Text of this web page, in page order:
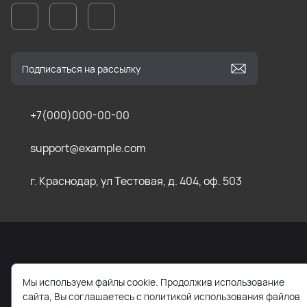
+7(000)000-00-00
support@example.com
г. Краснодар, ул Тестовая, д. 404, оф. 503
2026 © Все права защищены. Работает наReadyScript
Мы используем файлы cookie. Продолжив использование
сайта, Вы соглашаетесь с политикой использования файлов